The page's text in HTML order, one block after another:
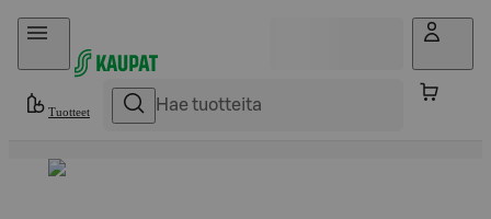
Hyppää sisältöön
Tuotteet